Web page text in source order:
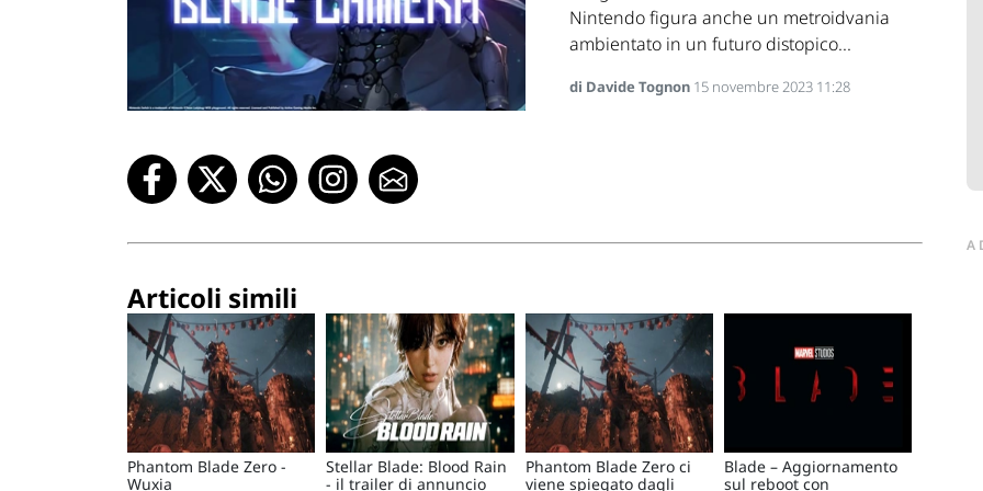
Nintendo figura anche un metroidvania
ambientato in un futuro distopico...
di Davide Tognon 15 novembre 2023 11:28
Articoli simili
Phantom Blade Zero -
Wuxia
Stellar Blade: Blood Rain
- il trailer di annuncio
Phantom Blade Zero ci
viene spiegato dagli
Blade – Aggiornamento
sul reboot con